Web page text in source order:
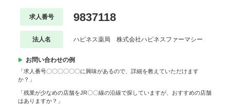
求人番号 9837118
法人名 ハピネス薬局 株式会社ハピネスファーマシー
お問い合わせの例
「求人番号〇〇〇〇〇〇に興味があるので、詳細を教えていただけます
か？」
「残業が少なめの店舗をJR〇〇線の沿線で探していますが、おすすめの店舗
はありますか？」